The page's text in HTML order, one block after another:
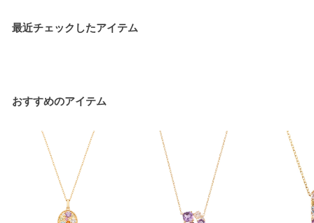
最近チェックしたアイテム
おすすめのアイテム